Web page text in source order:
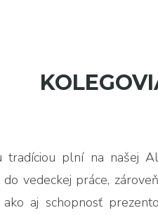
tradíciou plní na našej
vedeckej práce,
aj schopnosť